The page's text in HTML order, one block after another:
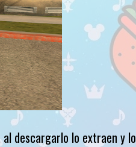
descargarlo lo extraen y lo